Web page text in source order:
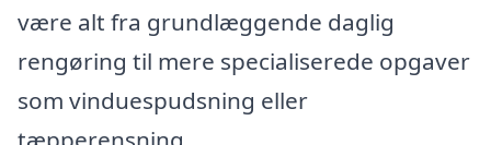
være alt fra grundlæggende daglig
rengøring til mere specialiserede opgaver
som vinduespudsning eller